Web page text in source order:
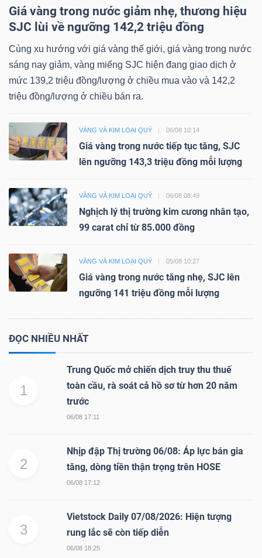
Giá vàng trong nước giảm nhẹ, thương hiệu
SJC lùi về ngưỡng 142,2 triệu đồng
Cùng xu hướng với giá vàng thế giới, giá vàng trong nước
sáng nay giảm, vàng miếng SJC hiện đang giao dịch ở
mức 139,2 triệu đồng/lượng ở chiều mua vào và 142,2
triệu đồng/lượng ở chiều bán ra.
VÀNG VÀ KIM LOẠI QUÝ 06/08 10:14
Giá vàng trong nước tiếp tục tăng, SJC
lên ngưỡng 143,3 triệu đồng mỗi lượng
VÀNG VÀ KIM LOẠI QUÝ 06/08 08:49
Nghịch lý thị trường kim cương nhân tạo,
99 carat chỉ từ 85.000 đồng
VÀNG VÀ KIM LOẠI QUÝ 05/08 10:27
Giá vàng trong nước tăng nhẹ, SJC lên
ngưỡng 141 triệu đồng mỗi lượng
ĐỌC NHIỀU NHẤT
1
Trung Quốc mở chiến dịch truy thu thuế
toàn cầu, rà soát cả hồ sơ từ hơn 20 năm
trước
06/08 17:11
2
Nhịp đập Thị trường 06/08: Áp lực bán gia
tăng, dòng tiền thận trọng trên HOSE
06/08 17:12
3
Vietstock Daily 07/08/2026: Hiện tượng
rung lắc sẽ còn tiếp diễn
06/08 18:25